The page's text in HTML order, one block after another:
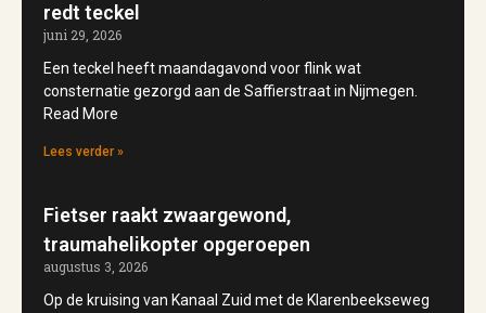
redt teckel
juni 29, 2026
Een teckel heeft maandagavond voor flink wat
consternatie gezorgd aan de Saffierstraat in Nijmegen.
Read More
Lees verder »
Fietser raakt zwaargewond,
traumahelikopter opgeroepen
augustus 3, 2026
Op de kruising van Kanaal Zuid met de Klarenbeekseweg